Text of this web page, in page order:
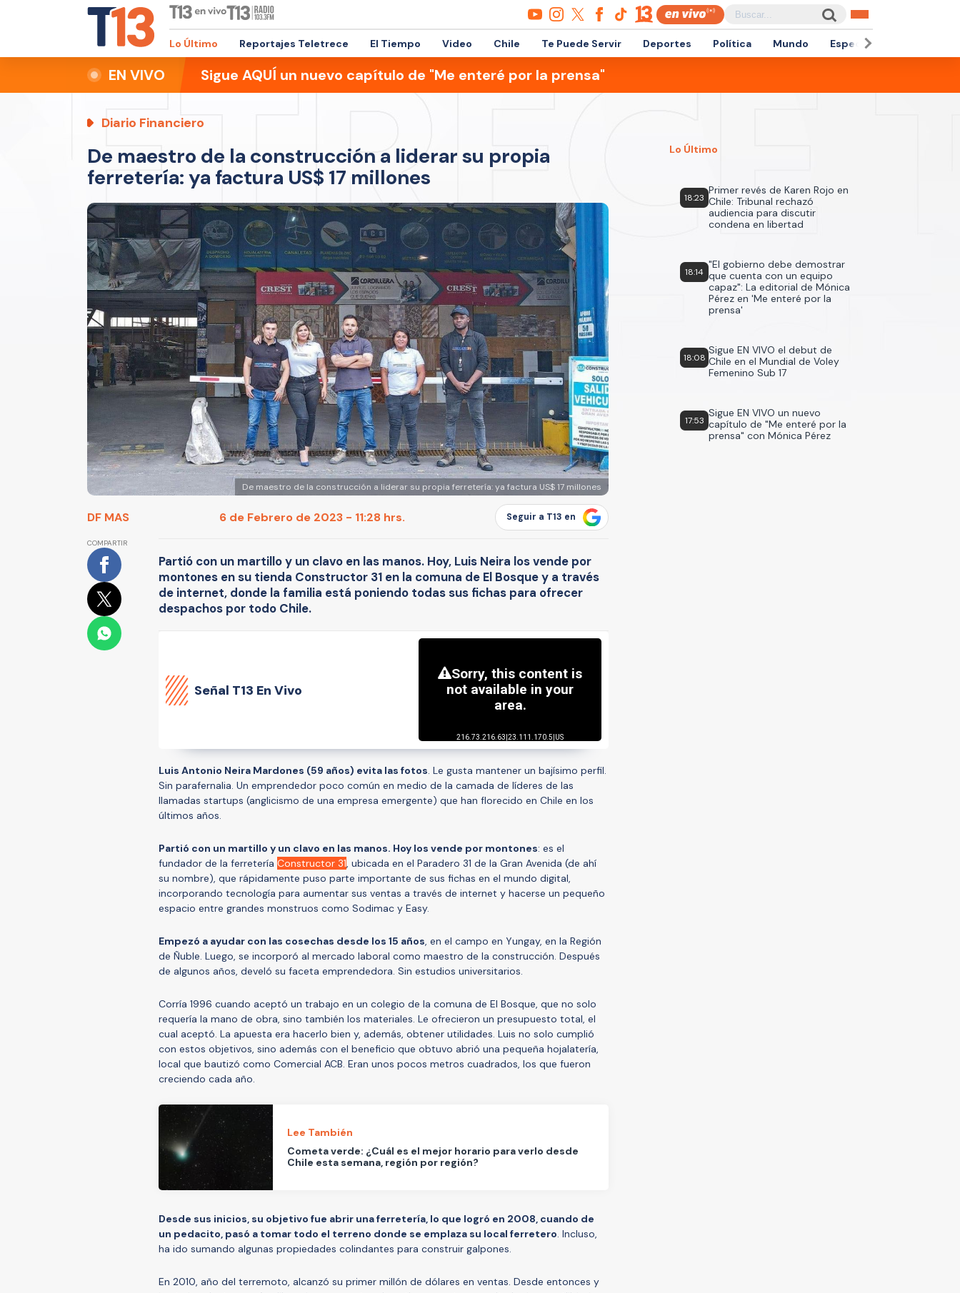
Lo Último Reportajes Teletrece El Tiempo Video Chile Te Puede Servir Deportes Política Mundo Espectáculos
EN VIVO Sigue AQUÍ un nuevo capítulo de "Me enteré por la prensa"
Diario Financiero
De maestro de la construcción a liderar su propia
ferretería: ya factura US$ 17 millones
De maestro de la construcción a liderar su propia ferretería: ya factura US$ 17 millones
DF MAS 6 de Febrero de 2023 - 11:28 hrs. Seguir a T13 en
COMPARTIR
Partió con un martillo y un clavo en las manos. Hoy, Luis Neira los vende por
montones en su tienda Constructor 31 en la comuna de El Bosque y a través
de internet, donde la familia está poniendo todas sus fichas para ofrecer
despachos por todo Chile.
Señal T13 En Vivo
Luis Antonio Neira Mardones (59 años) evita las fotos. Le gusta mantener un bajísimo perfil.
Sin parafernalia. Un emprendedor poco común en medio de la camada de líderes de las
llamadas startups (anglicismo de una empresa emergente) que han florecido en Chile en los
últimos años.
Partió con un martillo y un clavo en las manos. Hoy los vende por montones: es el
fundador de la ferretería Constructor 31, ubicada en el Paradero 31 de la Gran Avenida (de ahí
su nombre), que rápidamente puso parte importante de sus fichas en el mundo digital,
incorporando tecnología para aumentar sus ventas a través de internet y hacerse un pequeño
espacio entre grandes monstruos como Sodimac y Easy.
Empezó a ayudar con las cosechas desde los 15 años, en el campo en Yungay, en la Región
de Ñuble. Luego, se incorporó al mercado laboral como maestro de la construcción. Después
de algunos años, develó su faceta emprendedora. Sin estudios universitarios.
Corría 1996 cuando aceptó un trabajo en un colegio de la comuna de El Bosque, que no solo
requería la mano de obra, sino también los materiales. Le ofrecieron un presupuesto total, el
cual aceptó. La apuesta era hacerlo bien y, además, obtener utilidades. Luis no solo cumplió
con estos objetivos, sino además con el beneficio que obtuvo abrió una pequeña hojalatería,
local que bautizó como Comercial ACB. Eran unos pocos metros cuadrados, los que fueron
creciendo cada año.
Lee También
Cometa verde: ¿Cuál es el mejor horario para verlo desde
Chile esta semana, región por región?
Desde sus inicios, su objetivo fue abrir una ferretería, lo que logró en 2008, cuando de
un pedacito, pasó a tomar todo el terreno donde se emplaza su local ferretero. Incluso,
ha ido sumando algunas propiedades colindantes para construir galpones.
En 2010, año del terremoto, alcanzó su primer millón de dólares en ventas. Desde entonces y
Lo Último
18:23
Primer revés de Karen Rojo en
Chile: Tribunal rechazó
audiencia para discutir
condena en libertad
18:14
"El gobierno debe demostrar
que cuenta con un equipo
capaz": La editorial de Mónica
Pérez en 'Me enteré por la
prensa'
18:08
Sigue EN VIVO el debut de
Chile en el Mundial de Voley
Femenino Sub 17
17:53
Sigue EN VIVO un nuevo
capítulo de "Me enteré por la
prensa" con Mónica Pérez